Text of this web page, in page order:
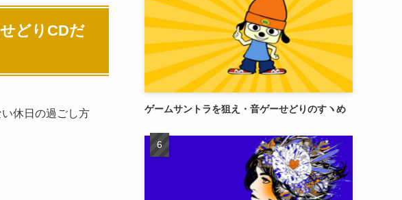
どりCDだ
休日の過ごし方
ゲームサントラを狙え・音ゲーせどりのすヽめ